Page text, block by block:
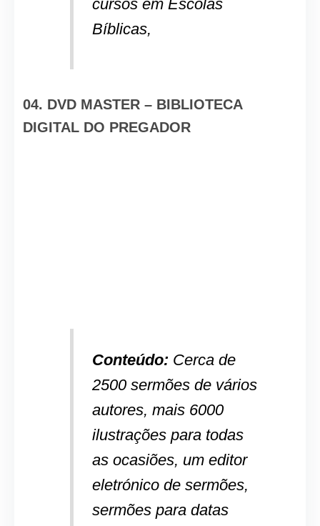
cursos em Escolas
Bíblicas,
04. DVD MASTER – BIBLIOTECA
DIGITAL DO PREGADOR
Conteúdo: Cerca de
2500 sermões de vários
autores, mais 6000
ilustrações para todas
as ocasiões, um editor
eletrónico de sermões,
sermões para datas